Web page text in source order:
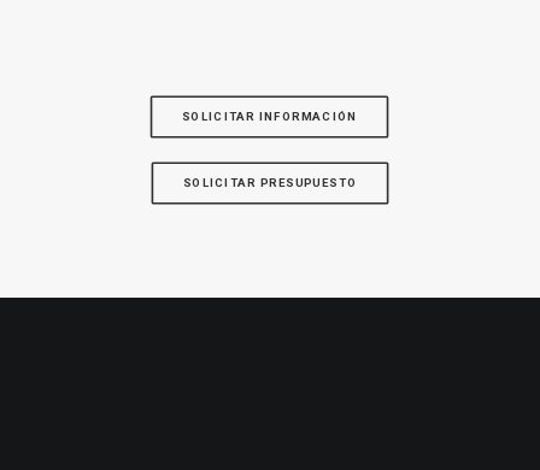
SOLICITAR INFORMACIÓN
SOLICITAR PRESUPUESTO